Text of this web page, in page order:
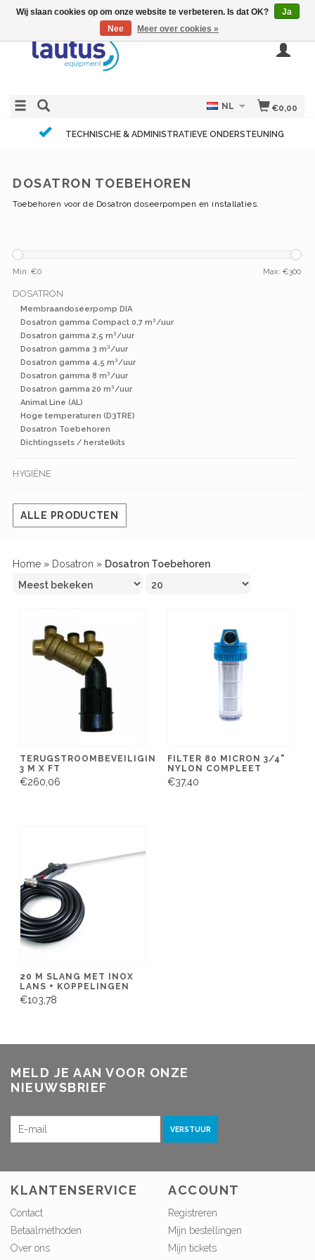
€0,00
NL
TECHNISCHE & ADMINISTRATIEVE ONDERSTEUNING
DOSATRON TOEBEHOREN
Toebehoren voor de Dosatron doseerpompen en installaties.
Min: €0 Max: €300
DOSATRON
Membraandoseerpomp DIA
Dosatron gamma Compact 0,7 m³/uur
Dosatron gamma 2,5 m³/uur
Dosatron gamma 3 m³/uur
Dosatron gamma 4,5 m³/uur
Dosatron gamma 8 m³/uur
Dosatron gamma 20 m³/uur
Animal Line (AL)
Hoge temperaturen (D3TRE)
Dosatron Toebehoren
Dichtingssets / herstelkits
HYGIËNE
ALLE PRODUCTEN
Home » Dosatron » Dosatron Toebehoren
TERUGSTROOMBEVEILIGING
3 M X FT
€260,06
FILTER 80 MICRON 3/4"
NYLON COMPLEET
€37,40
20 M SLANG MET INOX
LANS + KOPPELINGEN
€103,78
MELD JE AAN VOOR ONZE
NIEUWSBRIEF
VERSTUUR
KLANTENSERVICE
Contact
Betaalmethoden
Over ons
ACCOUNT
Registreren
Mijn bestellingen
Mijn tickets
Wij slaan cookies op om onze website te verbeteren. Is dat OK?
Ja
Nee
Meer over cookies »